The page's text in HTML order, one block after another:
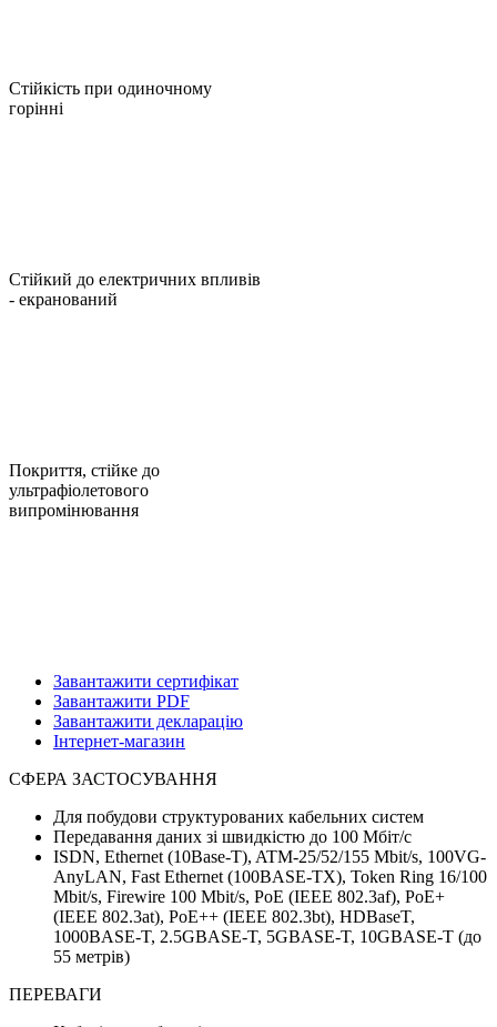
Стійкість при одиночному
горінні
Стійкий до електричних впливів
- екранований
Покриття, стійке до
ультрафіолетового
випромінювання
Завантажити сертифікат
Завантажити PDF
Завантажити декларацію
Інтернет-магазин
СФЕРА ЗАСТОСУВАННЯ
Для побудови структурованих кабельних систем
Передавання даних зі швидкістю до 100 Мбіт/с
ISDN, Ethernet (10Base-T), ATM-25/52/155 Mbit/s, 100VG-
AnyLAN, Fast Ethernet (100BASE-TX), Token Ring 16/100
Mbit/s, Firewire 100 Mbit/s, PoE (IEEE 802.3af), PoE+
(IEEE 802.3at), PoE++ (IEEE 802.3bt), HDBaseT,
1000BASE-T, 2.5GBASE-T, 5GBASE-T, 10GBASE-T (до
55 метрів)
ПЕРЕВАГИ